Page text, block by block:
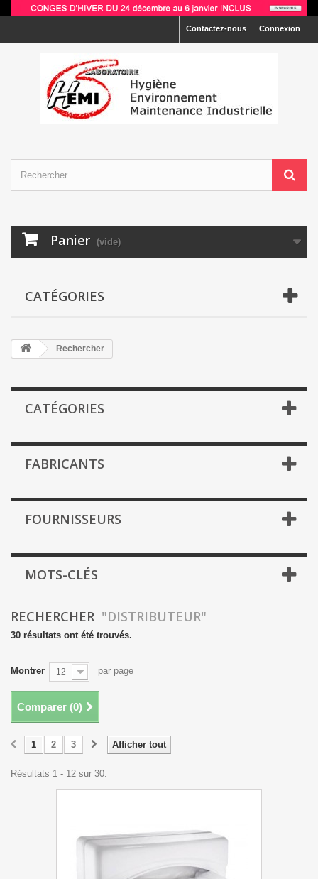
Connexion
Contactez-nous
Panier (vide)
CATÉGORIES
Rechercher
CATÉGORIES
FABRICANTS
FOURNISSEURS
MOTS-CLÉS
RECHERCHER "DISTRIBUTEUR"
30 résultats ont été trouvés.
Montrer 12 par page
Comparer (0)
Afficher tout
1 2 3
Résultats 1 - 12 sur 30.